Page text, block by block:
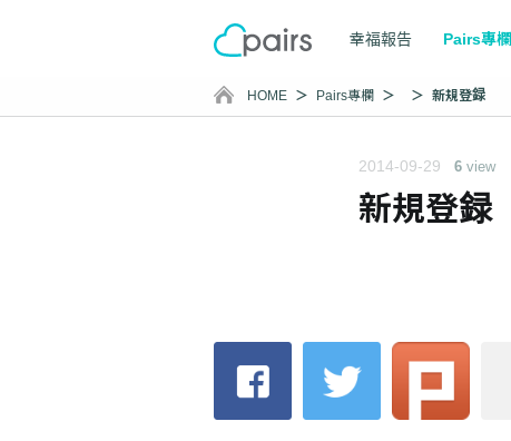
幸福報告 Pairs專欄
HOME Pairs專欄 新規登録
2014-09-29 6 view
新規登録